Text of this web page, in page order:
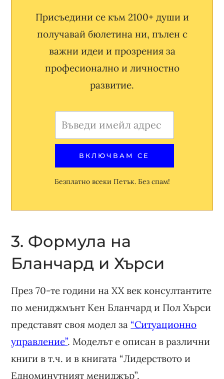
Присъедини се към 2100+ души и
получавай бюлетина ни, пълен с
важни идеи и прозрения за
професионално и личностно
развитие.
Безплатно всеки Петък. Без спам!
3. Формула на
Бланчард и Хърси
През 70-те години на XX век консултантите
по мениджмънт Кен Бланчард и Пол Хърси
представят своя модел за “Ситуационно
управление”. Моделът е описан в различни
книги в т.ч. и в книгата “Лидерството и
Едноминутният мениджър”.